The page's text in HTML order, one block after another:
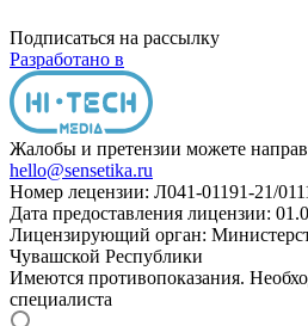
Подписаться на рассылку
Разработано в
Жалобы и претензии можете
hello@sensetika.ru
Номер лецензии: Л041-01191-21/
Дата предоставления лицензии:
Лицензирующий орган:
Чувашской Республики
Имеются противопоказания.
специалиста